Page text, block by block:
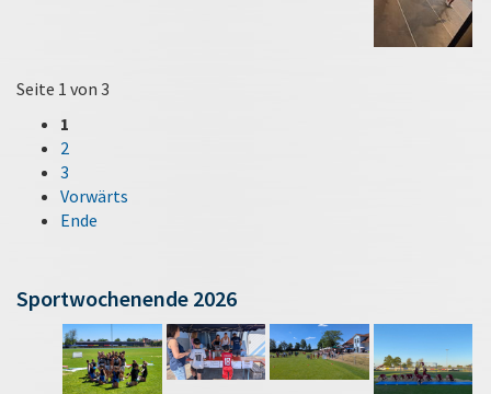
Seite 1 von 3
1
2
3
Vorwärts
Ende
Sportwochenende 2026